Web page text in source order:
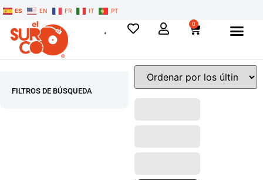
ES EN FR IT PT
0
FILTROS DE BÚSQUEDA